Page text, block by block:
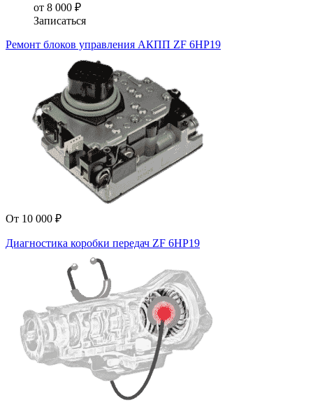
от 8 000 ₽
Записаться
Ремонт блоков управления АКПП ZF 6HP19
От 10 000 ₽
Диагностика коробки передач ZF 6HP19